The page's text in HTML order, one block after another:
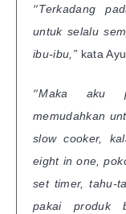
“Terkadang
untuk selalu
ibu-ibu,” kata
“Maka aku
memudahkan
slow cooker,
eight in one,
set timer, tahu-
pakai produk